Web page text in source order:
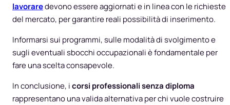
lavoraredevono essere aggiornati e in linea con le richieste
del mercato, per garantire reali possibilità di inserimento.
Informarsi sui programmi, sulle modalità di svolgimento e
sugli eventuali sbocchi occupazionali è fondamentale per
fare una scelta consapevole.
In conclusione, icorsi professionali senza diploma
rappresentano una valida alternativa per chi vuole costruire